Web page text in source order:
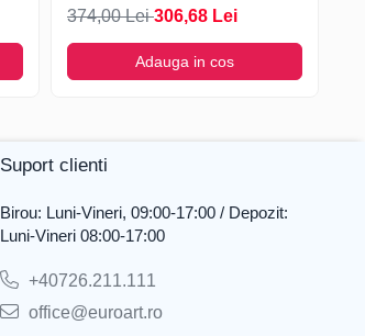
naturala, 5.2mm, 5mp/rola
374,00 Lei306,68 Lei
Adauga in cos
Suport clienti
Birou: Luni-Vineri, 09:00-17:00 / Depozit:
Luni-Vineri 08:00-17:00
+40726.211.111
office@euroart.ro